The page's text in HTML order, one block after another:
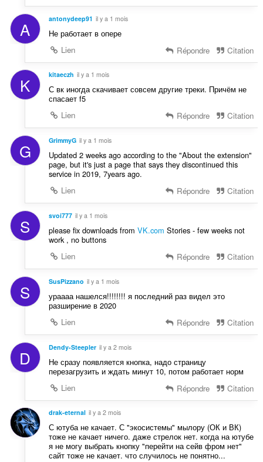
A antonydeep91 il y a 1 mois
Не работает в опере
Lien
Répondre Citation
K kitaeczh il y a 1 mois
С вк иногда скачивает совсем другие треки. Причём не
спасает f5
Lien
Répondre Citation
G GrimmyG il y a 1 mois
Updated 2 weeks ago according to the "About the extension"
page, but it's just a page that says they discontinued this
service in 2019, 7years ago.
Lien
Répondre Citation
S svoi777 il y a 1 mois
please fix downloads from VK.com Stories - few weeks not
work , no buttons
Lien
Répondre Citation
S SusPizzano il y a 1 mois
ураааа нашелся!!!!!!!! я последний раз видел это
разширение в 2020
Lien
Répondre Citation
D Dendy-Steepler il y a 2 mois
Не сразу появляется кнопка, надо страницу
перезагрузить и ждать минут 10, потом работает норм
Lien
Répondre Citation
drak-eternal il y a 2 mois
С ютуба не качает. С "экосистемы" мылору (ОК и ВК)
тоже не качает ничего. даже стрелок нет. когда на ютубе
я не могу выбрать кнопку "перейти на сейв фром нет"
сайт тоже не качает. что случилось не понятно...